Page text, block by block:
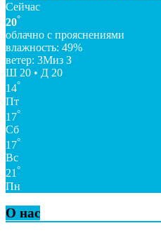
Сейчас
20°
облачно с прояснениями
влажность: 49%
ветер: 3Миз З
Ш 20 • Д 20
14°
Пт
17°
Сб
17°
Вс
21°
Пн
О нас